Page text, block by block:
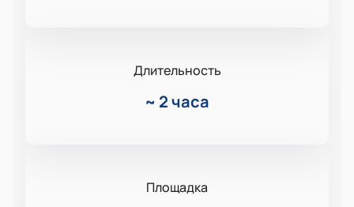
Длительность
~ 2 часа
Площадка